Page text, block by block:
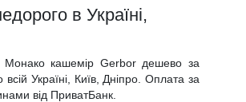
в Україні,
Монако кашемір Gerbor дешево за
Україні, Київ, Дніпро. Оплата за
від ПриватБанк.